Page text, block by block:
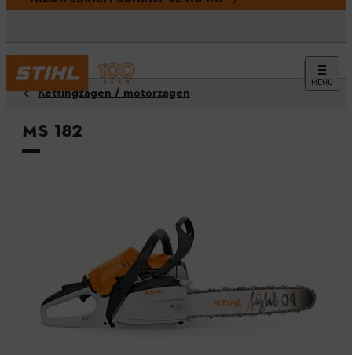
MENU
Kettingzagen / motorzagen
MS 182